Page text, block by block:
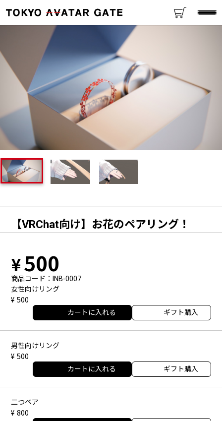
【VRChat向け】お花のペアリング！
500
商品コード
INB-0007
女性向けリング
500
カートに入れる ギフト購入
男性向けリング
500
カートに入れる ギフト購入
二つペア
800